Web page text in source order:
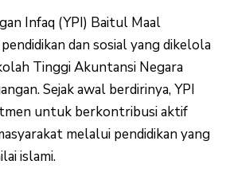
Infaq (YPI) Baitul Maal
dan sosial yang dikelola
Tinggi Akuntansi Negara
Sejak awal berdirinya, YPI
untuk berkontribusi aktif
melalui pendidikan yang
islami.